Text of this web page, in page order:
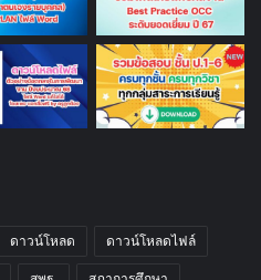
ดาวน์โหลด ดาวน์โหลดไฟล์